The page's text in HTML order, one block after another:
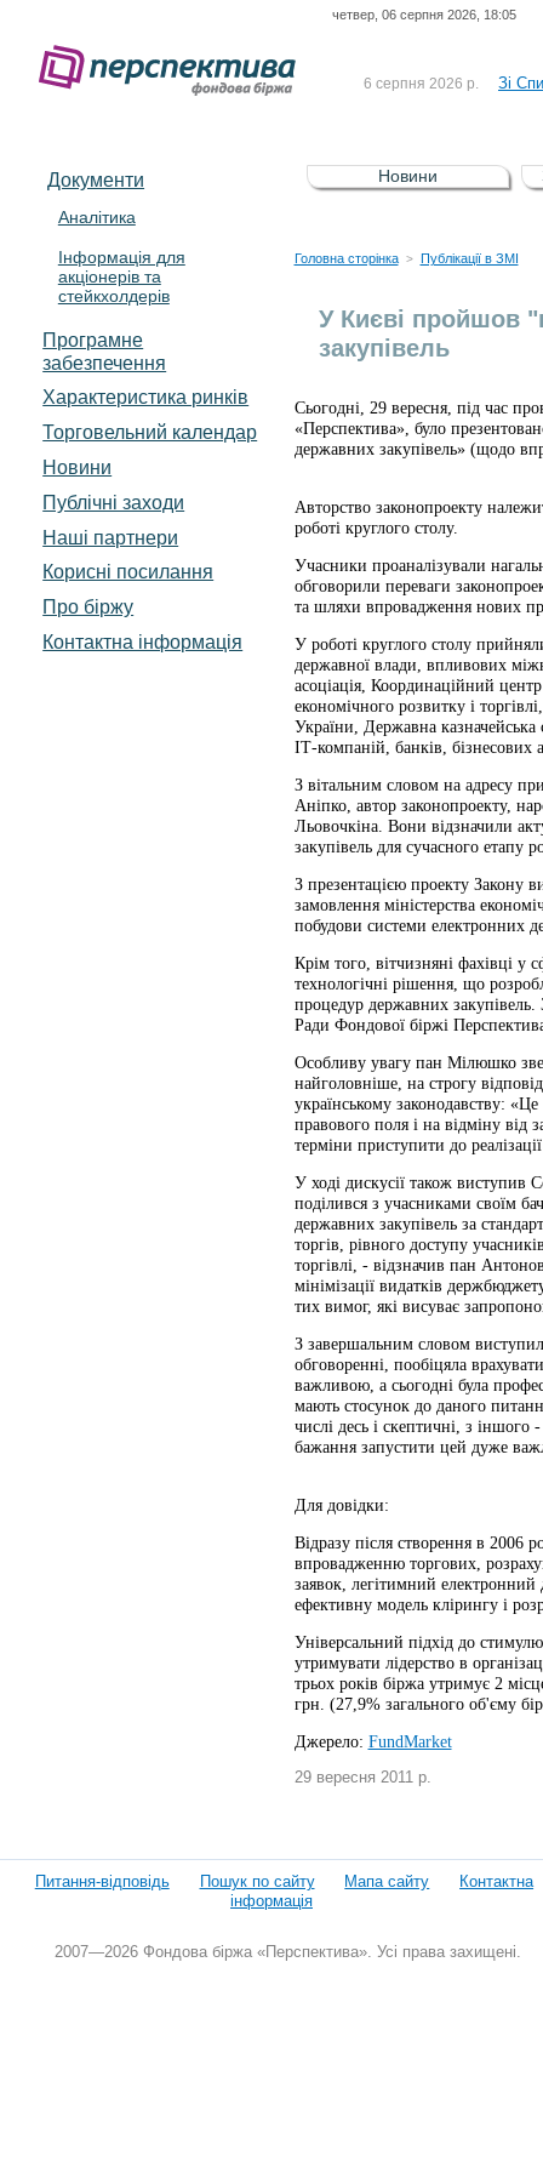
четвер, 06 серпня 2026, 18:05
6 серпня 2026 р. Зі
5 серпня 2026 р.
Зі
UA4000232607)
4 серпня 2026 р.
До
Документи
Аналітика
Інформація для
акціонерів та
стейкхолдерів
Програмне
забезпечення
Характеристика pинків
Торговельний календар
Новини
Публічні заходи
Наші партнери
Корисні посилання
Про біржу
Контактна інформація
Новини
Головна сторінка > Публікації в ЗМІ
У Києві пройшов
закупівель
Сьогодні, 29 вересня, під час
«Перспектива», було
державних закупівель» (щодо
Авторство законопроекту
роботі круглого столу.
Учасники проаналізували
обговорили переваги
та шляхи впровадження нових
У роботі круглого столу
державної влади, впливових
асоціація, Координаційний
економічного розвитку і
України, Державна
ІТ-компаній, банків, бізнесових
З вітальним словом на адресу
Аніпко, автор законопроекту,
Льовочкіна. Вони відзначили
закупівель для сучасного етапу
З презентацією проекту Закону
замовлення міністерства
побудови системи електронних
Крім того, вітчизняні фахівці у
технологічні рішення, що
процедур державних
Ради Фондової біржі
Особливу увагу пан Мілюшко
найголовніше, на строгу
українському законодавству:
правового поля і на відміну від
терміни приступити до
У ході дискусії також виступив
поділився з учасниками своїм
державних закупівель за
торгів, рівного доступу
торгівлі, - відзначив пан
мінімізації видатків
тих вимог, які висуває
З завершальним словом
обговоренні, пообіцяла
важливою, а сьогодні була
мають стосунок до даного
числі десь і скептичні, з
бажання запустити цей дуже
Для довідки:
Відразу після створення в 2006
впровадженню торгових,
заявок, легітимний електронний
ефективну модель клірингу і
Універсальний підхід до
утримувати лідерство в
трьох років біржа утримує 2
грн. (27,9% загального об'єму
Джерело: FundMarket
29 вересня 2011 р.
Питання-відповідь Пошук по сайту Мапа сайту
Контактна
інформація
2007—2026 Фондова біржа «Перспектива». Усі права захищені.